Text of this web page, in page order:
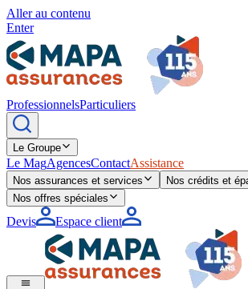
Aller au contenu
Enter
ProfessionnelsParticuliers
Le Groupe
Le MagAgencesContactAssistance
Nos assurances et services
Nos crédits et
Nos offres spéciales
Devis Espace client